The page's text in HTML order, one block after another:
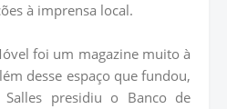
à imprensa local.
foi um magazine muito à
desse espaço que fundou,
Salles presidiu o Banco de